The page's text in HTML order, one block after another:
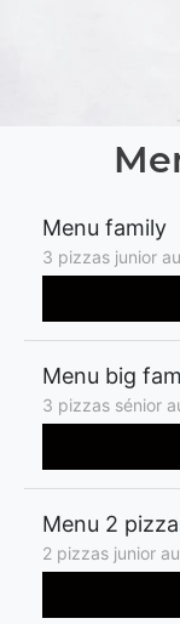
Menu family
3 pizzas junior
Menu big
3 pizzas sénior
Menu 2
2 pizzas junior